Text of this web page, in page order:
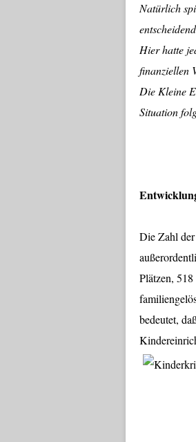
Natürlich
Hier hatte
finanziellen
Die Kleine
Situation
Die Zahl
Plätzen,
bedeutet,